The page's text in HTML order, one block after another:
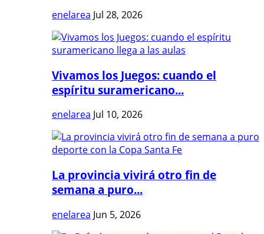
enelarea Jul 28, 2026
Vivamos los Juegos: cuando el
espíritu suramericano...
enelarea Jul 10, 2026
La provincia vivirá otro fin de
semana a puro...
enelarea Jun 5, 2026